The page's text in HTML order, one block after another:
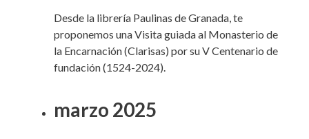
Desde la librería Paulinas de Granada, te
proponemos una Visita guiada al Monasterio de
la Encarnación (Clarisas) por su V Centenario de
fundación (1524-2024).
marzo 2025